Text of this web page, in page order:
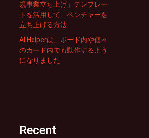
規事業立ち上げ」テンプレー
トを活用して、ベンチャーを
立ち上げる方法
AI Helperは、ボード内や個々
のカード内でも動作するよう
になりました
Recent